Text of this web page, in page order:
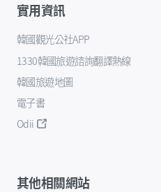
實用資訊
韓國觀光公社APP
1330韓國旅遊諮詢翻譯熱線
韓國旅遊地圖
電子書
Odii
其他相關網站